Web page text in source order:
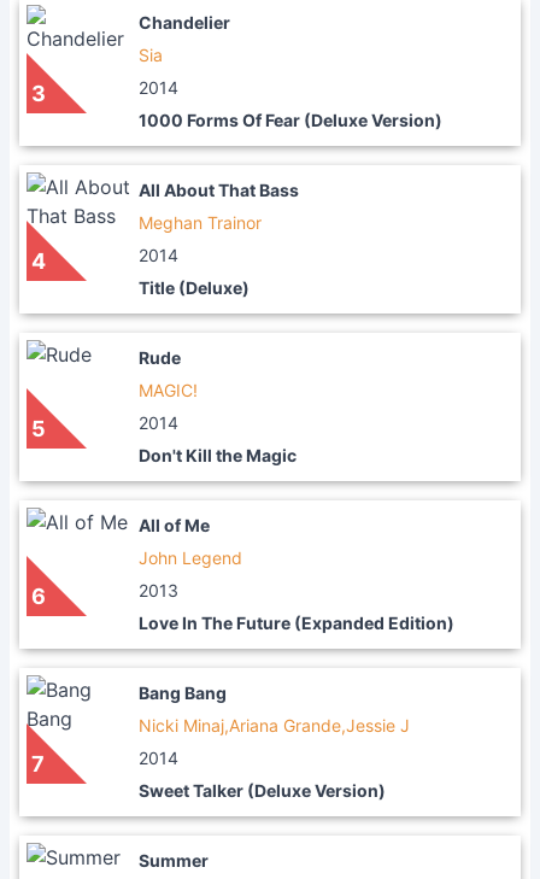
3
Chandelier
Sia
2014
1000 Forms Of Fear (Deluxe Version)
4
All About That Bass
Meghan Trainor
2014
Title (Deluxe)
5
Rude
MAGIC!
2014
Don't Kill the Magic
6
All of Me
John Legend
2013
Love In The Future (Expanded Edition)
7
Bang Bang
Nicki Minaj,Ariana Grande,Jessie J
2014
Sweet Talker (Deluxe Version)
Summer